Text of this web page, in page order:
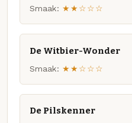
Smaak: ★★☆☆☆
De Witbier-Wonder
Smaak: ★★☆☆☆
De Pilskenner